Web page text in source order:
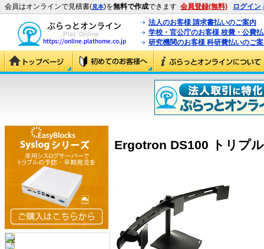
会員はオンラインで見積書(見本)を無料で作成できます 会員登録(無料) ログイン
法人のお客様 請求書払いのご案内
学校・官公庁のお客様 校費・公費
研究機関のお客様 科研費払いのご
Ergotron DS100 トリプ